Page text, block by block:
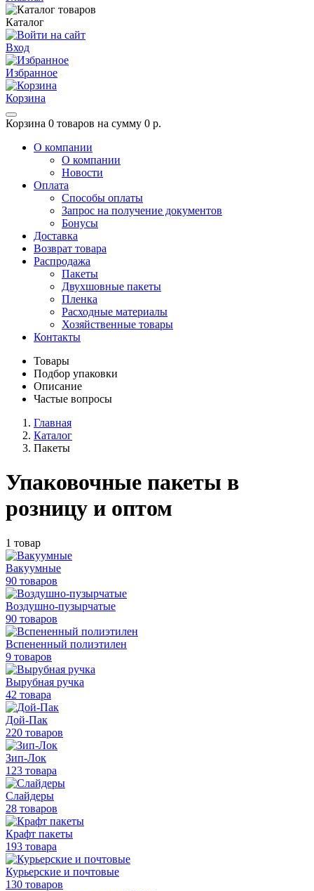
Каталог
Вход
Избранное
Корзина
Корзина 0 товаров на сумму 0 р.
О компании
О компании
Новости
Оплата
Способы оплаты
Запрос на получение документов
Бонусы
Доставка
Возврат товара
Распродажа
Пакеты
Двухшовные пакеты
Пленка
Расходные материалы
Хозяйственные товары
Контакты
Товары
Подбор упаковки
Описание
Частые вопросы
Главная
Каталог
Пакеты
Упаковочные пакеты в
розницу и оптом
1 товар
Вакуумные
90 товаров
Воздушно-пузырчатые
90 товаров
Вспененный полиэтилен
9 товаров
Вырубная ручка
42 товара
Дой-Пак
220 товаров
Зип-Лок
123 товара
Слайдеры
28 товаров
Крафт пакеты
193 товара
Курьерские и почтовые
130 товаров